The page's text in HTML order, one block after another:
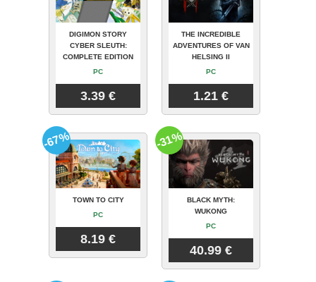
DIGIMON STORY
CYBER SLEUTH:
COMPLETE EDITION
PC
3.39 €
THE INCREDIBLE
ADVENTURES OF VAN
HELSING II
PC
1.21 €
TOWN TO CITY
PC
8.19 €
-67%
BLACK MYTH:
WUKONG
PC
40.99 €
-31%